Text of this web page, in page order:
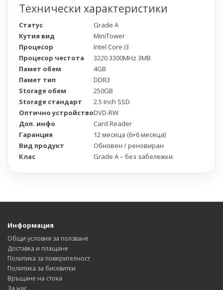
Технически характеристики
Статус
Grade A
Кутия вид
MiniTower
Процесор
Intel Core i3
Процесор честота
3220 3300MHz 3MB
Памет обем
4GB
Памет тип
DDR3
Storage обем
250GB
Storage стандарт
2.5 Inch SSD
Оптично устройствоDVD-RW
Доп. инфо
Card Reader
Гаранция
12 месеца (6+6 месеца)
Вид продукт
Обновен / реновиран
Клас
Grade A – без забележки
Информация
Общи условия за ползване
Доставка и плащане
Политика за поверителност
Политика за бисквитки
Връщане на стока
За нас